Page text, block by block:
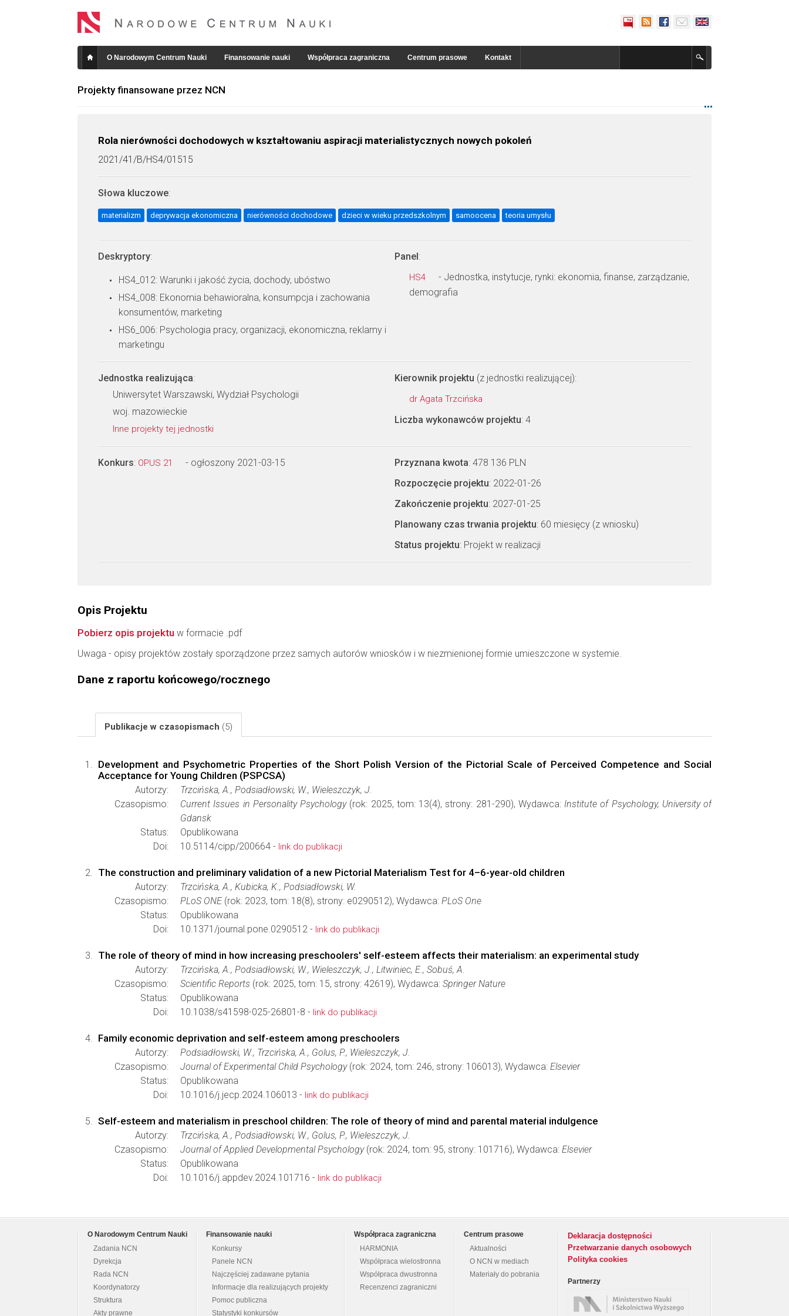
O Narodowym Centrum Nauki Finansowanie nauki Współpraca zagraniczna Centrum prasowe Kontakt
Projekty finansowane przez NCN
Rola nierówności dochodowych w kształtowaniu aspiracji materialistycznych nowych pokoleń
2021/41/B/HS4/01515
Słowa kluczowe:
materializm deprywacja ekonomiczna nierówności dochodowe dzieci w wieku przedszkolnym samoocena teoria umysłu
Deskryptory:
HS4_012: Warunki i jakość życia, dochody, ubóstwo
HS4_008: Ekonomia behawioralna, konsumpcja i zachowania
konsumentów, marketing
HS6_006: Psychologia pracy, organizacji, ekonomiczna, reklamy i
marketingu
Panel:
HS4
- Jednostka, instytucje, rynki: ekonomia, finanse, zarządzanie,
demografia
Jednostka realizująca:
Uniwersytet Warszawski, Wydział Psychologii
woj. mazowieckie
Inne projekty tej jednostki
Kierownik projektu (z jednostki realizującej):
dr Agata Trzcińska
Liczba wykonawców projektu: 4
Konkurs: OPUS 21 - ogłoszony 2021-03-15 Przyznana kwota: 478 136 PLN
Rozpoczęcie projektu: 2022-01-26
Zakończenie projektu: 2027-01-25
Planowany czas trwania projektu: 60 miesięcy (z wniosku)
Status projektu: Projekt w realizacji
Opis Projektu
Pobierz opis projektu w formacie .pdf
Uwaga - opisy projektów zostały sporządzone przez samych autorów wniosków i w niezmienionej formie umieszczone w systemie.
Dane z raportu końcowego/rocznego
Publikacje w czasopismach (5)
Development and Psychometric Properties of the Short Polish Version of the Pictorial Scale of Perceived Competence and Social
Acceptance for Young Children (PSPCSA)
Autorzy:
Trzcińska, A., Podsiadłowski, W., Wieleszczyk, J.
Czasopismo:
Current Issues in Personality Psychology(rok: 2025, tom: 13(4), strony: 281-290), Wydawca: Institute of Psychology, University of
Gdansk
Status:
Opublikowana
Doi:
10.5114/cipp/200664 - link do publikacji
The construction and preliminary validation of a new Pictorial Materialism Test for 4–6-year-old children
Autorzy:
Trzcińska, A., Kubicka, K., Podsiadłowski, W.
Czasopismo:
PLoS ONE(rok: 2023, tom: 18(8), strony: e0290512), Wydawca: PLoS One
Status:
Opublikowana
Doi:
10.1371/journal.pone.0290512 - link do publikacji
The role of theory of mind in how increasing preschoolers' self-esteem affects their materialism: an experimental study
Autorzy:
Trzcińska, A., Podsiadłowski, W., Wieleszczyk, J., Litwiniec, E., Sobuś, A.
Czasopismo:
Scientific Reports (rok: 2025, tom: 15, strony: 42619), Wydawca: Springer Nature
Status:
Opublikowana
Doi:
10.1038/s41598-025-26801-8 - link do publikacji
Family economic deprivation and self-esteem among preschoolers
Autorzy:
Podsiadłowski, W., Trzcińska, A., Golus, P., Wieleszczyk, J.
Czasopismo:
Journal of Experimental Child Psychology(rok: 2024, tom: 246, strony: 106013), Wydawca: Elsevier
Status:
Opublikowana
Doi:
10.1016/j.jecp.2024.106013 - link do publikacji
Self-esteem and materialism in preschool children: The role of theory of mind and parental material indulgence
Autorzy:
Trzcińska, A., Podsiadłowski, W., Golus, P., Wieleszczyk, J.
Czasopismo:
Journal of Applied Developmental Psychology(rok: 2024, tom: 95, strony: 101716), Wydawca: Elsevier
Status:
Opublikowana
Doi:
10.1016/j.appdev.2024.101716 - link do publikacji
O Narodowym Centrum Nauki
Zadania NCN
Dyrekcja
Rada NCN
Koordynatorzy
Struktura
Akty prawne
Finansowanie nauki
Konkursy
Panele NCN
Najczęściej zadawane pytania
Informacje dla realizujących projekty
Pomoc publiczna
Statystyki konkursów
Współpraca zagraniczna
HARMONIA
Współpraca wielostronna
Współpraca dwustronna
Recenzenci zagraniczni
Centrum prasowe
Aktualności
O NCN w mediach
Materiały do pobrania
Deklaracja dostępności
Przetwarzanie danych osobowych
Polityka cookies
Partnerzy